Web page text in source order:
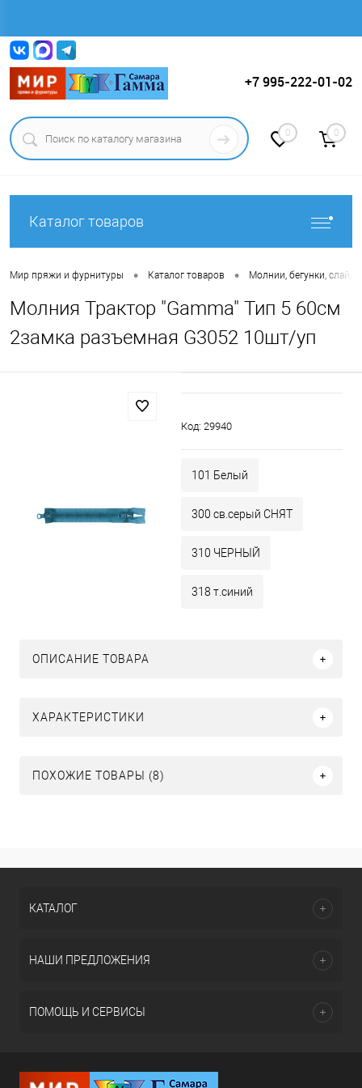
+7 995-222-01-02
0 0
Каталог товаров
Мир пряжи и фурнитуры • Каталог товаров • Молнии, бегунки,
Молния Трактор "Gamma" Тип 5 60см
2замка разъемная G3052 10шт/уп
Код: 29940
101 Белый
300 св.серый СНЯТ
310 ЧЕРНЫЙ
318 т.синий
ОПИСАНИЕ ТОВАРА
ХАРАКТЕРИСТИКИ
ПОХОЖИЕ ТОВАРЫ (8)
КАТАЛОГ
НАШИ ПРЕДЛОЖЕНИЯ
ПОМОЩЬ И СЕРВИСЫ